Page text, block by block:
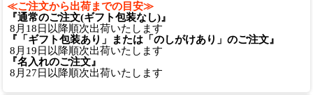
≪ご注文から出荷までの目安≫
『通常のご注文(ギフト包装なし)』
8月18日以降順次出荷いたします
『「ギフト包装あり」または「のしがけあり」のご注文』
8月19日以降順次出荷いたします
『名入れのご注文』
8月27日以降順次出荷いたします